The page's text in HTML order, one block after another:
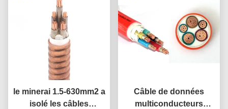
le minerai 1.5-630mm2 a
isolé les câbles
Câble de données
multiconducteurs